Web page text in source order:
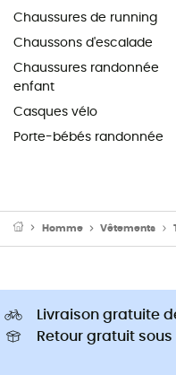
Chaussures de running
Chaussons d'escalade
Chaussures randonnée
enfant
Casques vélo
Porte-bébés randonnée
Homme Vêtements
Livraison gratuite
Retour gratuit sous